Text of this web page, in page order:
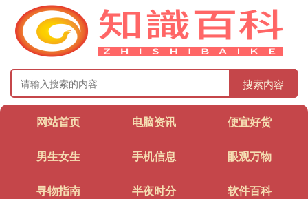
搜索内容
网站首页 电脑资讯 便宜好货
男生女生 手机信息 眼观万物
寻物指南 半夜时分 软件百科